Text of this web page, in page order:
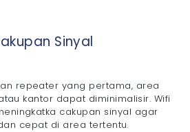
Sinyal
repeater yang pertama, area
kantor dapat diminimalisir. Wifi
cakupan sinyal agar
cepat di area tertentu.